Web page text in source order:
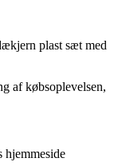
plast sæt med
af købsoplevelsen,
hjemmeside